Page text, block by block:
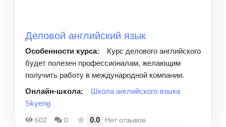
Деловой английский язык
Особенности курса:
Курс делового английского
будет полезен профессионалам, желающим
получить работу в международной компании.
Онлайн-школа:
Школа английского языка
Skyeng
602 0 0.0 Нет отзывов